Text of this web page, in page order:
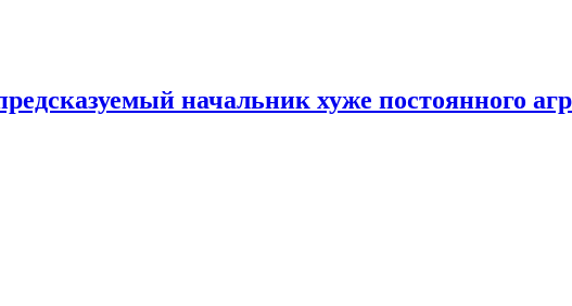
начальник хуже постоянного